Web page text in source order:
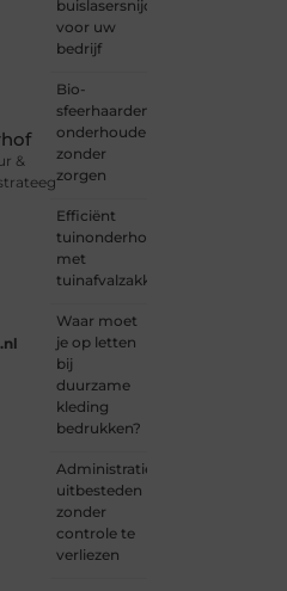
&
buislasersnijden
voor uw
bedrijf
Bio-
sfeerhaarden
onderhouden
zonder
zorgen
Efficiënt
tuinonderhoud
met
tuinafvalzakken
Waar moet
je op letten
bij
duurzame
kleding
bedrukken?
Administratie
uitbesteden
zonder
controle te
verliezen